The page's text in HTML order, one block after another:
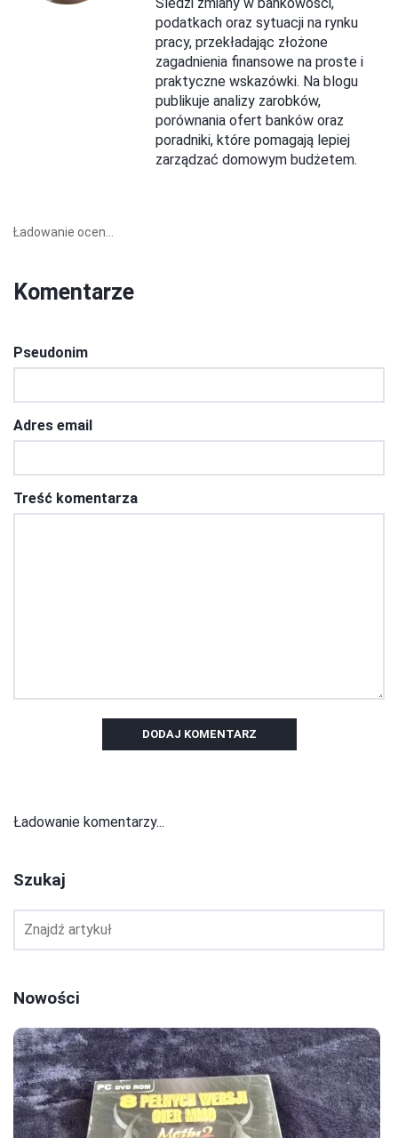
podatkach oraz sytuacji na rynku
pracy, przekładając złożone
zagadnienia finansowe na proste i
praktyczne wskazówki. Na blogu
publikuje analizy zarobków,
porównania ofert banków oraz
poradniki, które pomagają lepiej
zarządzać domowym budżetem.
Ładowanie ocen...
Komentarze
Pseudonim
Adres email
Treść komentarza
DODAJ KOMENTARZ
Ładowanie komentarzy...
Szukaj
Nowości